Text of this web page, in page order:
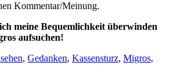
Kommentar/Meinung.
meine Bequemlichkeit überwinden
aufsuchen!
, Gedanken, Kassensturz, Migros,